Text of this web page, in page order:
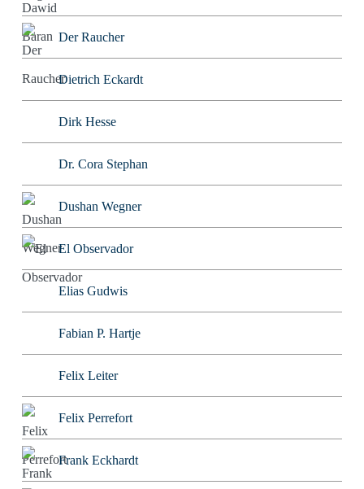
Der Raucher
Dietrich Eckardt
Dirk Hesse
Dr. Cora Stephan
Dushan Wegner
El Observador
Elias Gudwis
Fabian P. Hartje
Felix Leiter
Felix Perrefort
Frank Eckhardt